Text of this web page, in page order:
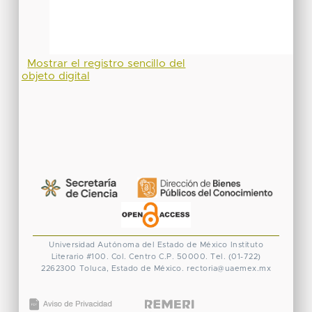
Mostrar el registro sencillo del
objeto digital
Universidad Autónoma del Estado de México
Instituto
Literario #100. Col. Centro C.P. 50000. Tel. (01-722)
2262300
Toluca, Estado de México. rectoria@uaemex.mx